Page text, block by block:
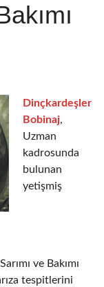
Dinçkardeşler
Bobinaj,
Uzman
kadrosunda
bulunan
yetişmiş
ve Bakımı
tespitlerini